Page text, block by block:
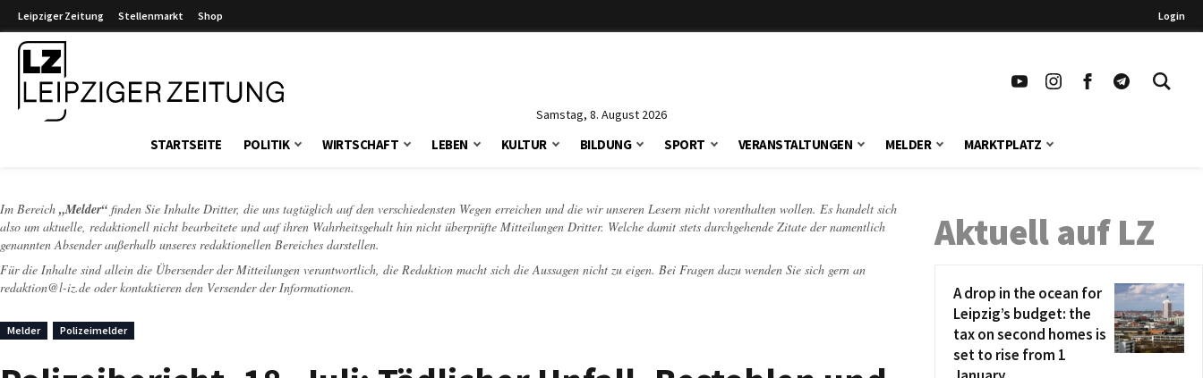
Leipziger Zeitung Stellenmarkt Shop Login
Samstag, 8. August 2026
STARTSEITE POLITIK WIRTSCHAFT LEBEN KULTUR BILDUNG SPORT VERANSTALTUNGEN MELDER MARKTPLATZ
Im Bereich „Melder“ finden Sie Inhalte Dritter, die uns tagtäglich auf den verschiedensten Wegen erreichen und die wir unseren Lesern nicht vorenthalten wollen. Es handelt sich
also um aktuelle, redaktionell nicht bearbeitete und auf ihren Wahrheitsgehalt hin nicht überprüfte Mitteilungen Dritter. Welche damit stets durchgehende Zitate der namentlich
genannten Absender außerhalb unseres redaktionellen Bereiches darstellen.
Für die Inhalte sind allein die Übersender der Mitteilungen verantwortlich, die Redaktion macht sich die Aussagen nicht zu eigen. Bei Fragen dazu wenden Sie sich gern an
redaktion@l-iz.de oder kontaktieren den Versender der Informationen.
Melder Polizeimelder
Aktuell auf LZ
A drop in the ocean for
Leipzig’s budget: the
tax on second homes is
set to rise from 1